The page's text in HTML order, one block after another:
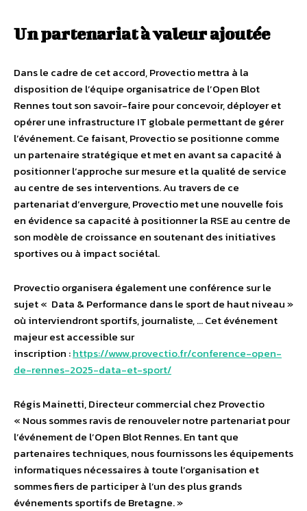
Un partenariat à valeur ajoutée
Dans le cadre de cet accord, Provectio mettra à la
disposition de l’équipe organisatrice de l’Open Blot
Rennes tout son savoir-faire pour concevoir, déployer et
opérer une infrastructure IT globale permettant de gérer
l’événement. Ce faisant, Provectio se positionne comme
un partenaire stratégique et met en avant sa capacité à
positionner l’approche sur mesure et la qualité de service
au centre de ses interventions. Au travers de ce
partenariat d’envergure, Provectio met une nouvelle fois
en évidence sa capacité à positionner la RSE au centre de
son modèle de croissance en soutenant des initiatives
sportives ou à impact sociétal.
Provectio organisera également une conférence sur le
sujet « Data & Performance dans le sport de haut niveau »
où interviendront sportifs, journaliste, … Cet événement
majeur est accessible sur
inscription :https://www.provectio.fr/conference-open-
de-rennes-2025-data-et-sport/
Régis Mainetti, Directeur commercial chez Provectio
« Nous sommes ravis de renouveler notre partenariat pour
l’événement de l’Open Blot Rennes. En tant que
partenaires techniques, nous fournissons les équipements
informatiques nécessaires à toute l’organisation et
sommes fiers de participer à l’un des plus grands
événements sportifs de Bretagne. »